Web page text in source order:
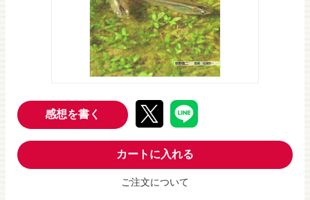
感想を書く
カートに入れる
ご注文について